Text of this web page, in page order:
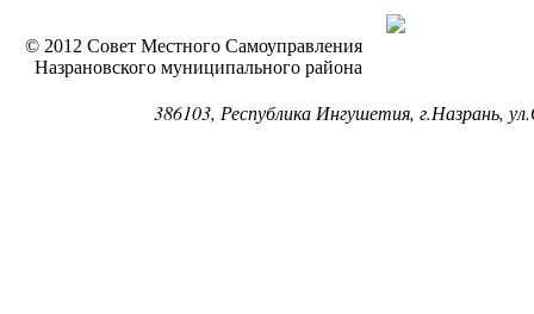
© 2012 Совет Местного Самоуправления
Назрановского муниципального района
386103, Республика Ингушетия, г.Назрань,